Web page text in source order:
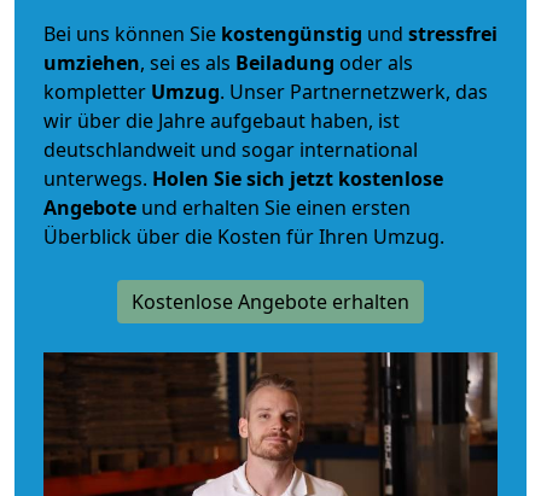
Bei uns können Sie kostengünstig und stressfrei
umziehen, sei es als Beiladung oder als
kompletter Umzug. Unser Partnernetzwerk, das
wir über die Jahre aufgebaut haben, ist
deutschlandweit und sogar international
unterwegs. Holen Sie sich jetzt kostenlose
Angebote und erhalten Sie einen ersten
Überblick über die Kosten für Ihren Umzug.
Kostenlose Angebote erhalten